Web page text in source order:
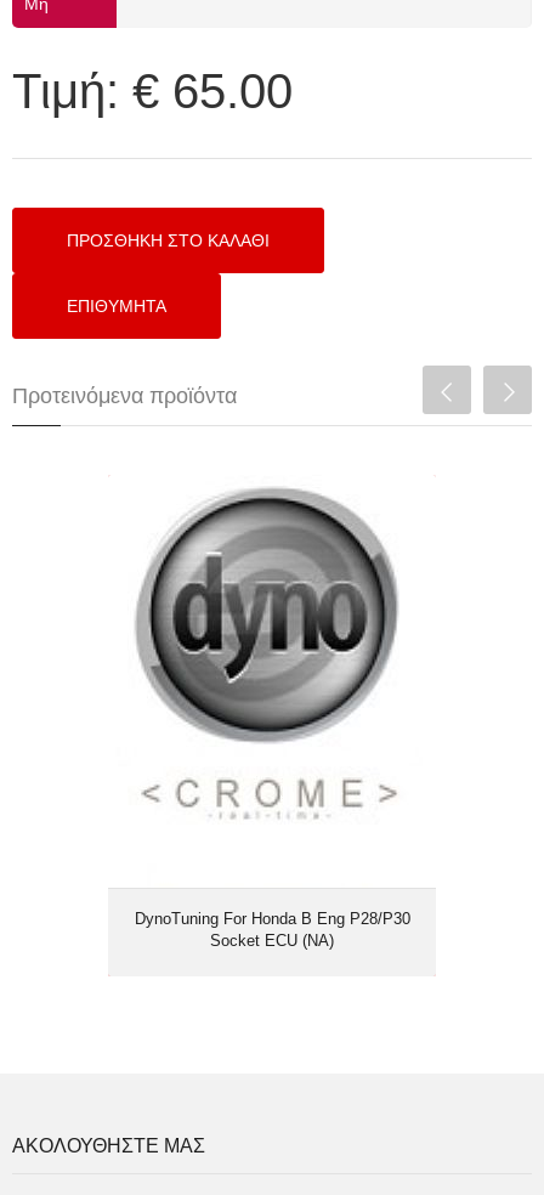
Μη
Τιμή: € 65.00
Προτεινόμενα προϊόντα
DynoTuning For Honda B Eng P28/P30
Socket ECU (NA)
DynoTuning For Honda B Eng P28/P30
Socket ECU (NA)
ΑΚΟΛΟΥΘΗΣΤΕ ΜΑΣ